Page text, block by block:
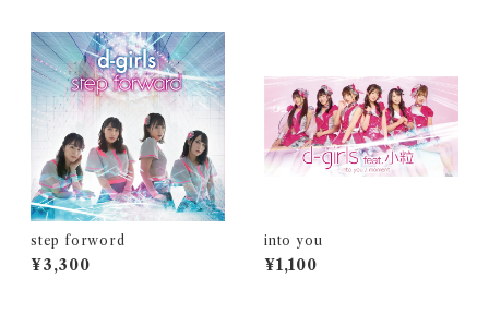
step forword
¥3,300
into you
¥1,100